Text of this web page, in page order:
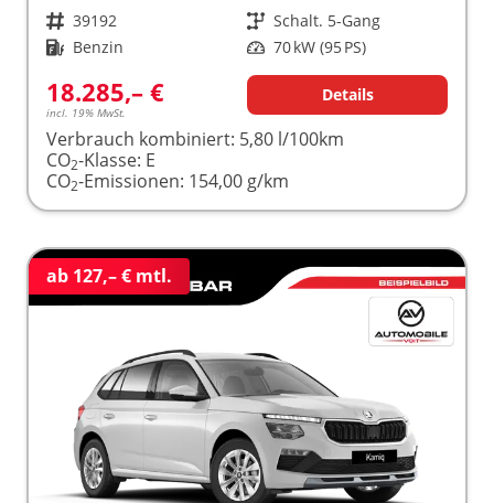
Fahrzeugnr. 39192 Getriebe Schalt. 5-Gang
Kraftstoff Benzin Leistung 70 kW (95 PS)
18.285,– €
incl. 19% MwSt.
Details
Verbrauch kombiniert: 5,80 l/100km
CO2-Klasse: E
CO2-Emissionen: 154,00 g/km
ab 127,– € mtl.